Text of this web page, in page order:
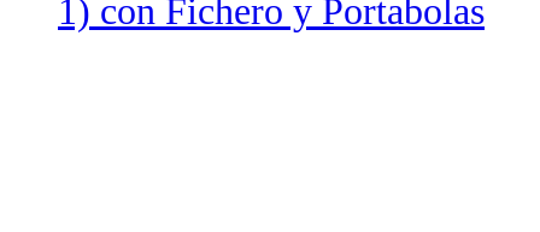
1) con Fichero y Portabolas